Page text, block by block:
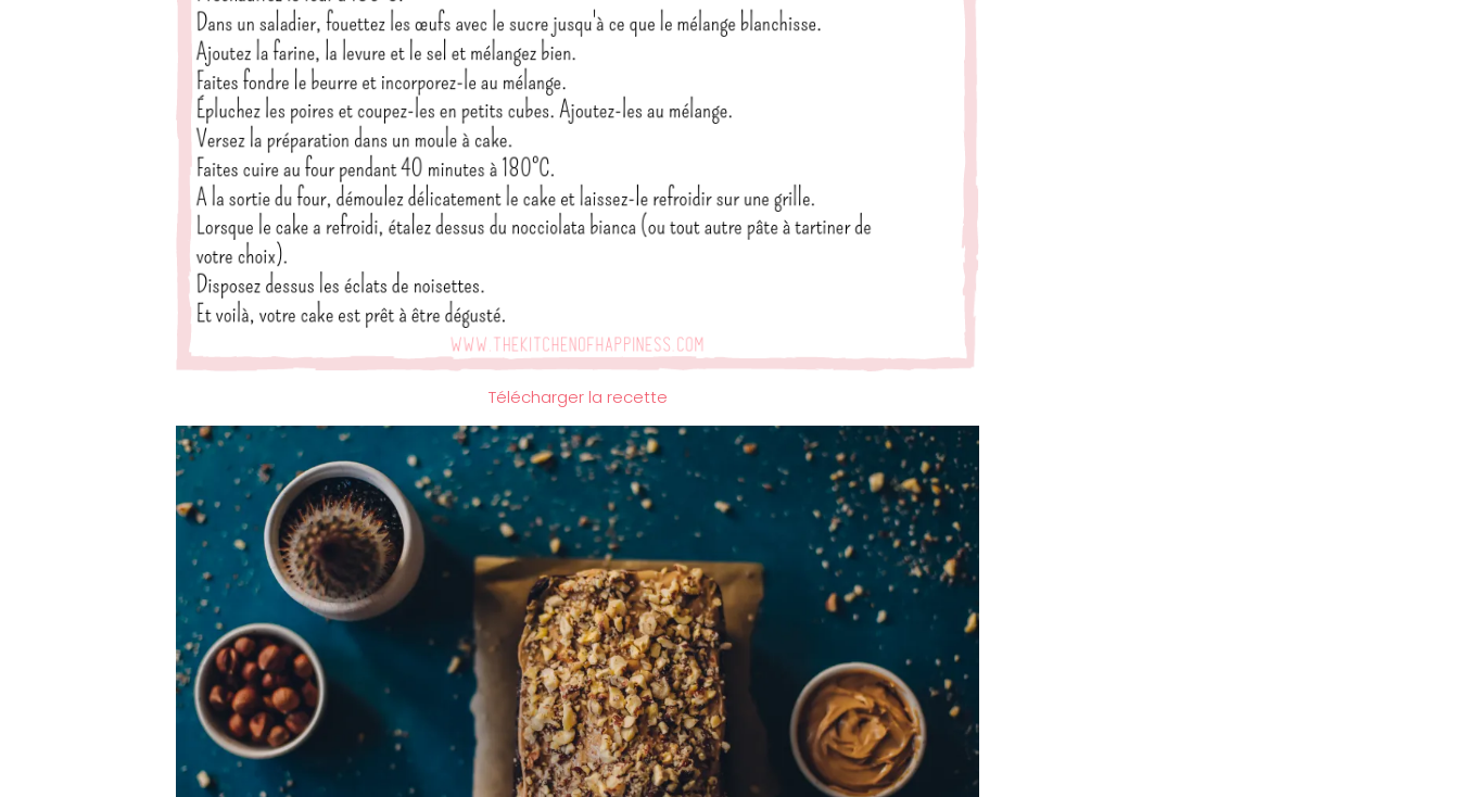
Télécharger la recette